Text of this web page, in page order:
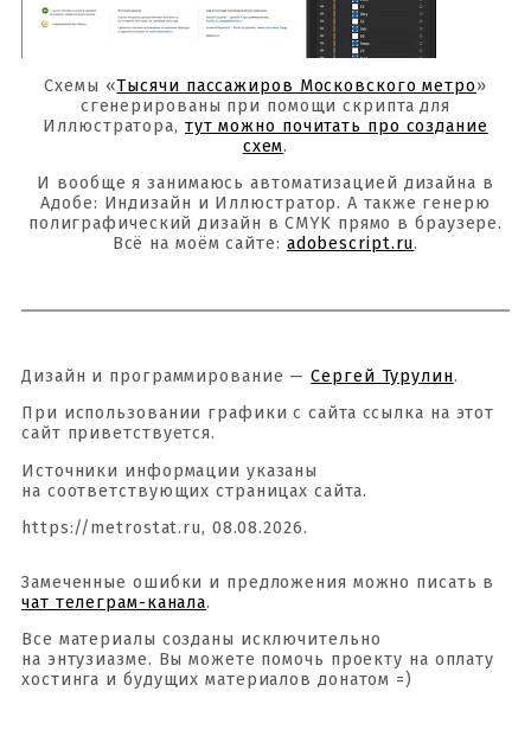
Схемы «Тысячи пассажиров Московского метро»
сгенерированы при помощи скрипта для
Иллюстратора, тут можно почитать про создание
схем.
И вообще я занимаюсь автоматизацией дизайна в
Адобе: Индизайн и Иллюстратор. А также генерю
полиграфический дизайн в CMYK прямо в браузере.
Всё на моём сайте: adobescript.ru.
Дизайн и программирование —Сергей Турулин.
При использовании графики с сайта ссылка на этот
сайт приветствуется.
Источники информации указаны
на соответствующих страницах сайта.
https://metrostat.ru, 08.08.2026.
Замеченные ошибки и предложения можно писать в
чат телеграм-канала.
Все материалы созданы исключительно
на энтузиазме. Вы можете помочь проекту на оплату
хостинга и будущих материалов донатом =)